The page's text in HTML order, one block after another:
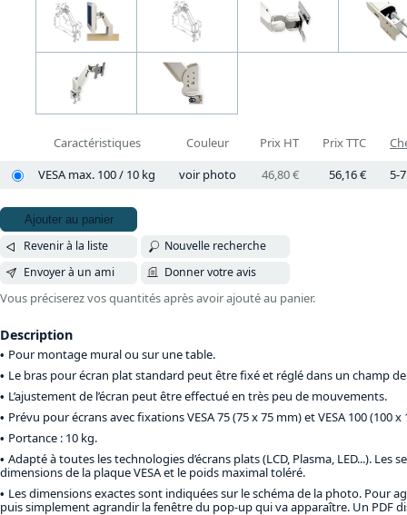
Caractéristiques Couleur Prix HT Prix TTC
VESA max. 100 / 10 kg
voir photo 46,80 € 56,16 € 5-
Ajouter au panier
Revenir à la liste
Nouvelle recherche
Envoyer à un ami
Donner votre avis
Vous préciserez vos quantités après avoir ajouté au panier.
Description
Pour montage mural ou sur une table.
Le bras pour écran plat standard peut être fixé et réglé dans un champ
L’ajustement de l’écran peut être effectué en très peu de mouvements.
Prévu pour écrans avec fixations VESA 75 (75 x 75 mm) et VESA 100 (100 x
Portance : 10 kg.
Adapté à toutes les technologies d’écrans plats (LCD, Plasma, LED...). Les
dimensions de la plaque VESA et le poids maximal toléré.
Les dimensions exactes sont indiquées sur le schéma de la photo. Pour
puis simplement agrandir la fenêtre du pop-up qui va apparaître. Un PDF